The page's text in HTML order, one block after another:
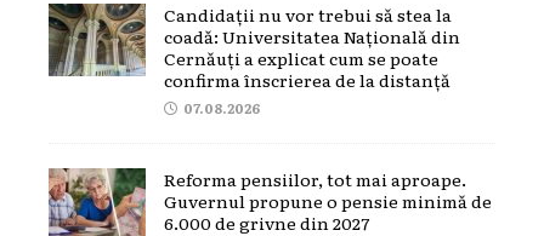
Candidații nu vor trebui să stea la
coadă: Universitatea Națională din
Cernăuți a explicat cum se poate
confirma înscrierea de la distanță
07.08.2026
Reforma pensiilor, tot mai aproape.
Guvernul propune o pensie minimă de
6.000 de grivne din 2027